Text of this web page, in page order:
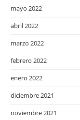
mayo 2022
abril 2022
marzo 2022
febrero 2022
enero 2022
diciembre 2021
noviembre 2021